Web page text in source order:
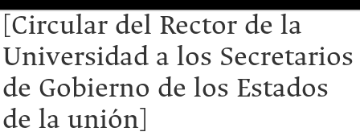
[Circular del Rector de la
Universidad a los Secretarios
de Gobierno de los Estados
de la unión]